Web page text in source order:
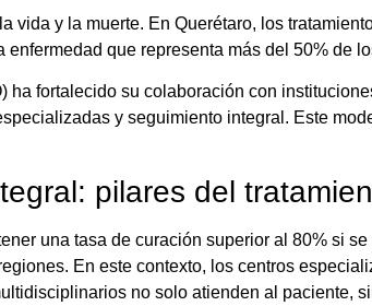
vida y la muerte. En Querétaro, los
que representa más del 50% de
ha fortalecido su colaboración con
y seguimiento integral. Este
pilares del
una tasa de curación superior al 80% si
En este contexto, los centros
no solo atienden al paciente,